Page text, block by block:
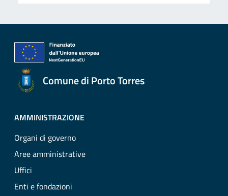
Comune di Porto Torres
AMMINISTRAZIONE
Organi di governo
Aree amministrative
Uffici
Enti e fondazioni